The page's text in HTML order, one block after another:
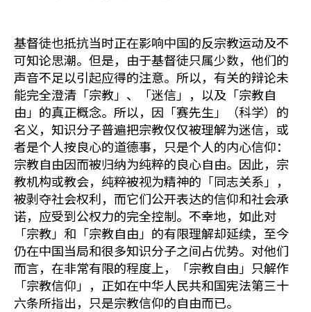
基督徒也抵抗当时正在影响中国的反宗教运动及不
可知论思潮。但是，由于基督徒只属少数，他们的
声音不足以引起应得的注意。所以，有关的辩论未
能完全澄清「宗教」、「迷信」，以及「宗教自
由」的真正概念。所以，因「赛先生」（科学）的
名义，知识分子普遍把宗教仅仅被理解为迷信，或
者是个人按良心的道德事，只是个人的内心信仰：
宗教自由因而被归纳为纯粹的良心自由。因此，宗
教机构或教会，纯粹被视为精神的「同志关系」，
被剥夺社会权利，而它们公开表达的信仰和社会承
诺，应受到公权力的完全控制。不幸地，如此对
「宗教」和「宗教自由」的有限理解却延续，至今
仍在中国当局和很多知识分子之间占优势。对他们
而言，在非常有限的程度上，「宗教自由」只解作
「宗教信仰」，正如在中华人民共和国宪法第三十
六条所指出，只是宗教信仰的自由而已。